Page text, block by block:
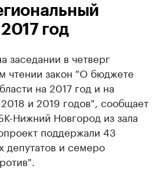
год
заседании в четверг
чтении закон "О бюджете
на 2017 год и на
и 2019 годов", сообщает
Нижний Новгород из зала
поддержали 43
депутатов и семеро